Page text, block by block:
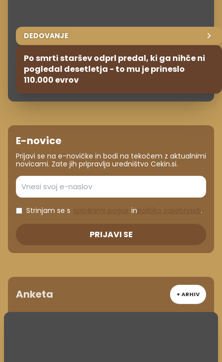
DEDOVANJE
Po smrti staršev odprl predal, ki ga nihče ni
pogledal desetletja - to mu je prineslo
110.000 evrov
E-novice
Prijavi se na e-novičke in bodi na tekočem z aktualnimi
novicami. Zate jih pripravlja uredništvo Cekin.si.
Strinjam se s in .
PRIJAVI SE
Anketa + ARHIV